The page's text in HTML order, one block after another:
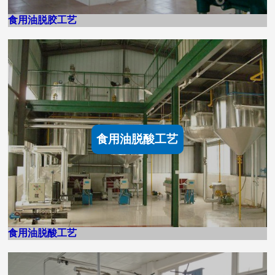
食用油脱胶工艺
食用油脱酸工艺
食用油脱酸工艺